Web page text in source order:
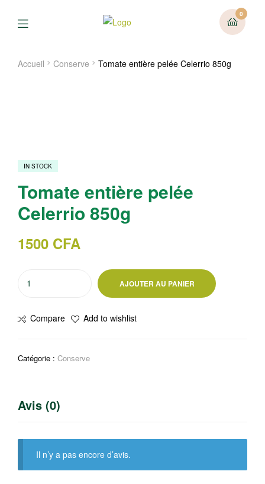
0
Menu
Accueil Conserve Tomate entière pelée Celerrio 850g
IN STOCK
Tomate entière pelée
Celerrio 850g
1500 CFA
entière
850g
AJOUTER AU PANIER
Compare Add to wishlist
Catégorie : Conserve
Avis (0)
Il n’y a pas encore d’avis.